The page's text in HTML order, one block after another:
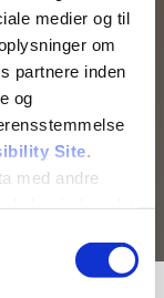
medier og til
om
partnere inden
og
Site
med andre